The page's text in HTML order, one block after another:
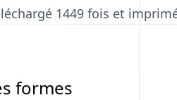
1449 fois et
formes